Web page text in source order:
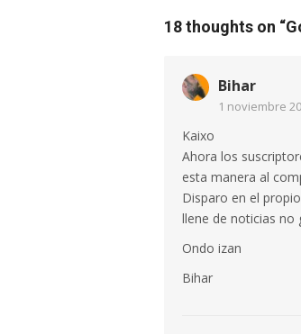
18 thoughts on “
Bihar
1 noviembre
Kaixo
Ahora los
esta manera al
Disparo en el
llene de noticias no
Ondo izan
Bihar